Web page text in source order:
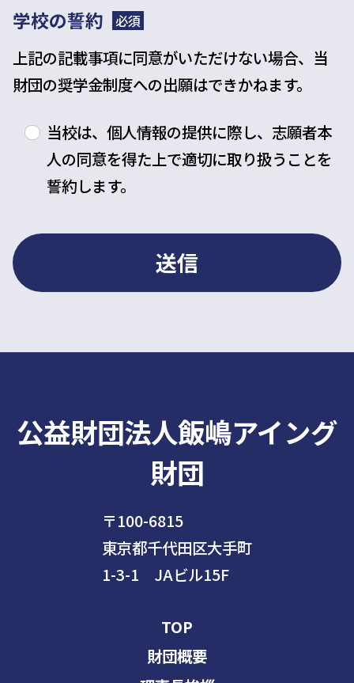
学校の誓約 必須
上記の記載事項に同意がいただけない場合、当
財団の奨学金制度への出願はできかねます。
当校は、個人情報の提供に際し、志願者本
人の同意を得た上で適切に取り扱うことを
誓約します。
公益財団法人飯嶋アイング
財団
〒100-6815
東京都千代田区大手町
1-3-1 JAビル15F
TOP
財団概要